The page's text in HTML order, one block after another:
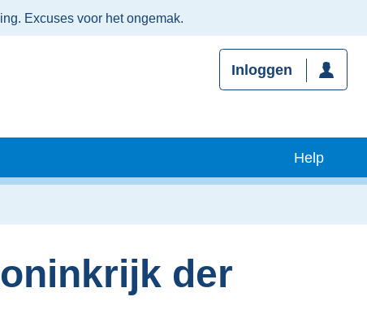
Excuses voor het ongemak.
Inloggen
Help
der